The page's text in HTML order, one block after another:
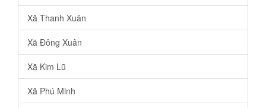
Xã Thanh Xuân
Xã Đông Xuân
Xã Kim Lũ
Xã Phú Minh